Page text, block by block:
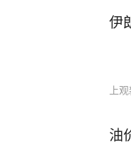
伊
上
油